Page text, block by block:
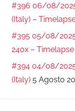
#396 06/08/
(Italy) –
#395 05/08/2025
240x –
#394 04/08/
(Italy) 5 Agosto